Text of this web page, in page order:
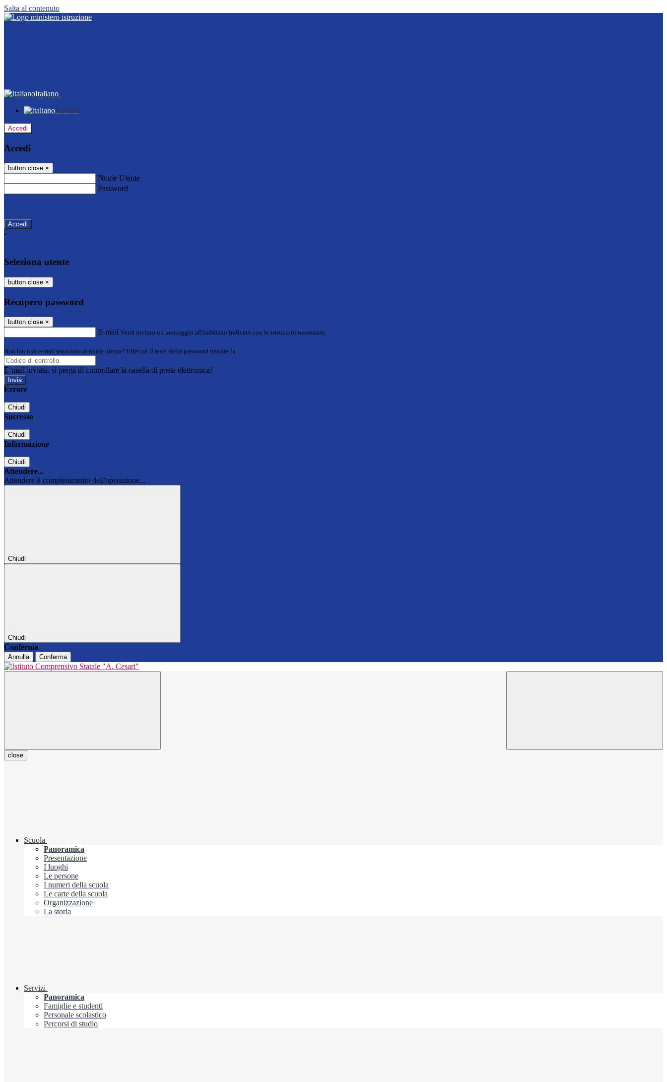
Salta al contenuto
Italiano
Italiano
Accedi
Accedi
button close ×
Nome Utente
Password
-
Seleziona utente
button close ×
Recupero password
button close ×
E-mail Verrà inviato un messaggio all'indirizzo indicato con le istruzioni necessarie.
Non hai una e-mail associata al nome utente? Effettua il reset della password tramite la
E-mail inviata, si prega di controllare la casella di posta elettronica!
Errore
Chiudi
Successo
Chiudi
Informazione
Chiudi
Attendere...
Attendere il completamento dell'operazione...
Chiudi
Chiudi
Conferma
Annulla Conferma
close
Scuola
Panoramica
Presentazione
I luoghi
Le persone
I numeri della scuola
Le carte della scuola
Organizzazione
La storia
Servizi
Panoramica
Famiglie e studenti
Personale scolastico
Percorsi di studio